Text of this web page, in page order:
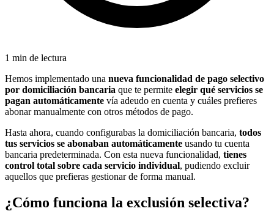
1 min de lectura
Hemos implementado una nueva funcionalidad de pago selectivo
por domiciliación bancaria que te permite elegir qué servicios se
pagan automáticamente vía adeudo en cuenta y cuáles prefieres
abonar manualmente con otros métodos de pago.
Hasta ahora, cuando configurabas la domiciliación bancaria, todos
tus servicios se abonaban automáticamente usando tu cuenta
bancaria predeterminada. Con esta nueva funcionalidad, tienes
control total sobre cada servicio individual, pudiendo excluir
aquellos que prefieras gestionar de forma manual.
¿Cómo funciona la exclusión selectiva?